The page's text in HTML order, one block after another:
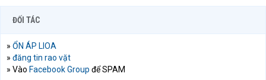
ĐỐI TÁC
» ỔN ÁP LIOA
» đăng tin rao vặt
» Vào Facebook Group để SPAM